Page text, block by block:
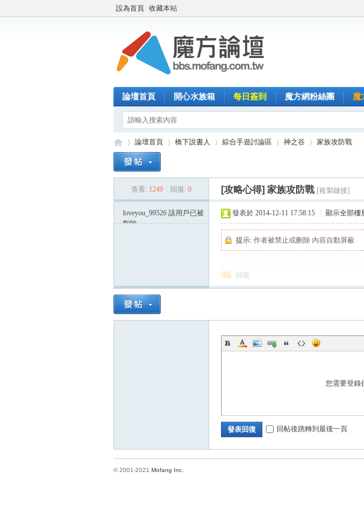
設為首頁 收藏本站
論壇首頁 開心水族箱 每日簽到 魔方網粉絲團 魔
方
論壇首頁 橋下說書人 綜合手遊討論區
›
神之谷
›
家族攻防戰
查看: 1249 回復: 0 [攻略心得] 家族攻防戰 [複製鏈接]
loveyou_99526 該用戶已被
刪除
發表於 2014-12-11 17:58:15 顯示全部樓
提示: 作者被禁止或刪除 內容自動屏蔽
回復
您需要登錄
發表回復 回帖後跳轉到最後一頁
© 2001-2021 Mofang Inc.